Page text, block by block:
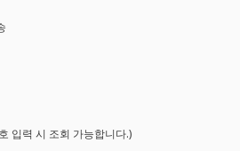
입력 시 조회 가능합니다.)